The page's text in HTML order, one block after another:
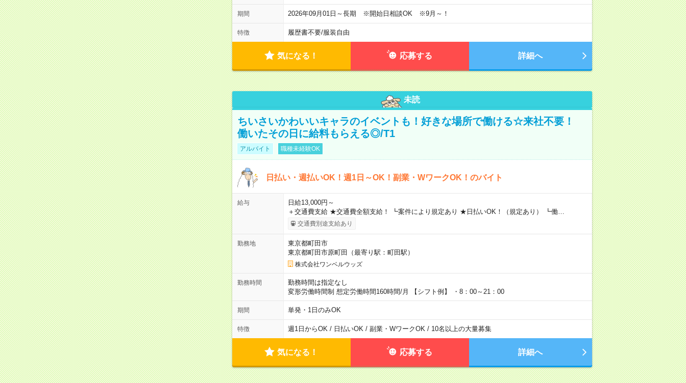
期間 2026年09月01日～長期 ※開始日相談OK ※9月～！
特徴 履歴書不要/服装自由
気になる！ 応募する 詳細へ
未読
ちいさいかわいいキャラのイベントも！好きな場所で働ける☆来社不要！
働いたその日に給料もらえる◎/T1
アルバイト 職種未経験OK
日払い・週払いOK！週1日～OK！副業・WワークOK！のバイト
給与
日給13,000円～
＋交通費支給 ★交通費全額支給！ ┗案件により規定あり ★日払いOK！（規定あり） ┗働…
交通費別途支給あり
勤務地
東京都町田市
東京都町田市原町田（最寄り駅：町田駅）
株式会社ワンベルウッズ
勤務時間
勤務時間は指定なし
変形労働時間制 想定労働時間160時間/月 【シフト例】 ・8：00～21：00
期間 単発・1日のみOK
特徴 週1日からOK / 日払いOK / 副業・WワークOK / 10名以上の大量募集
気になる！ 応募する 詳細へ